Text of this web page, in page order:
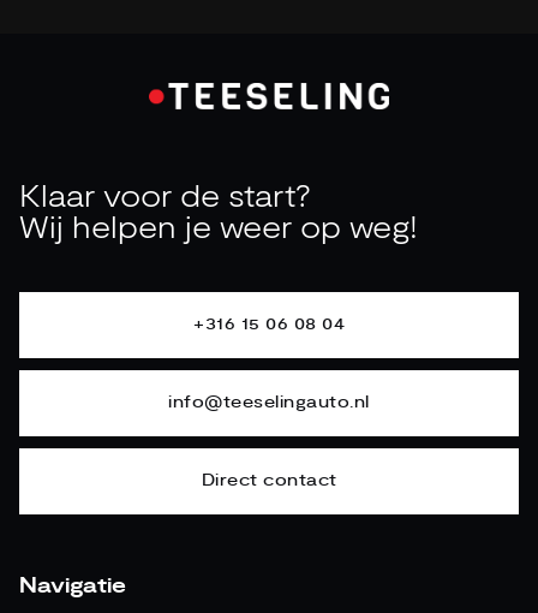
Klaar voor de start?
Wij helpen je weer op weg!
+316 15 06 08 04
info@teeselingauto.nl
Direct contact
Navigatie